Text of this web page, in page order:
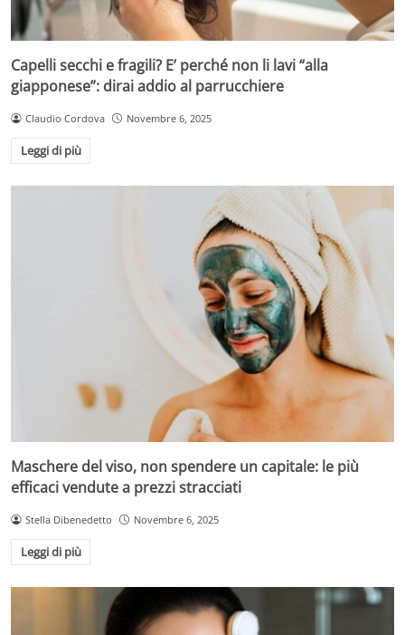
Capelli secchi e fragili? E’ perché non li lavi “alla
giapponese”: dirai addio al parrucchiere
Claudio Cordova Novembre 6, 2025
Leggi di più
Maschere del viso, non spendere un capitale: le più
efficaci vendute a prezzi stracciati
Stella Dibenedetto Novembre 6, 2025
Leggi di più